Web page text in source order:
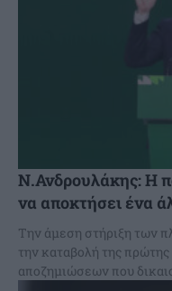
Ν.Ανδρουλάκης: Η
να αποκτήσει ένα
Την άμεση στήριξη των
την καταβολή της
αποζημιώσεων που